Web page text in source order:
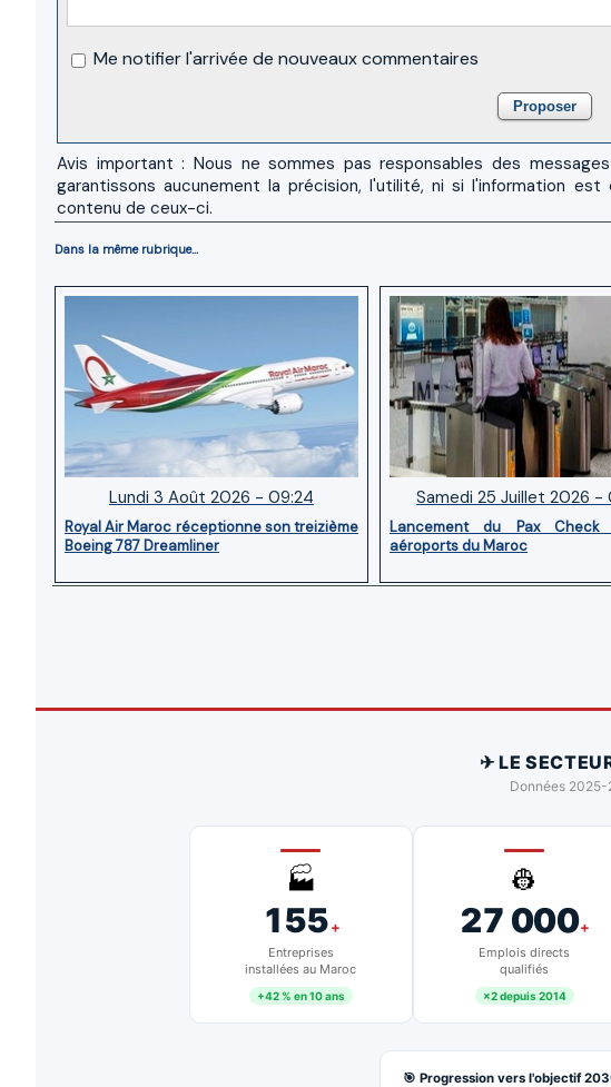
Me notifier l'arrivée de nouveaux commentaires
Avis important : Nous ne sommes pas responsables des
garantissons aucunement la précision, l'utilité, ni si l'information
contenu de ceux-ci.
Dans la même rubrique...
Lundi 3 Août 2026 - 09:24
Royal Air Maroc réceptionne son treizième
Boeing 787 Dreamliner
Samedi 25 Juillet 2026
Lancement du Pax
aéroports du Maroc
✈ LE
Données 2025-
🏭
155+
Entreprises
installées au Maroc
+42 % en 10 ans
👷
27 000+
Emplois directs
qualifiés
×2 depuis 2014
🎯 Progression vers l'objectif